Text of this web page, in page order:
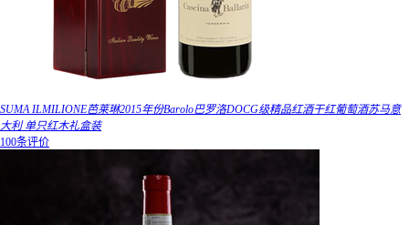
SUMA ILMILIONE芭莱琳2015年份Barolo巴罗洛DOCG级精品红酒干红葡萄酒苏马意
大利 单只红木礼盒装
100条评价